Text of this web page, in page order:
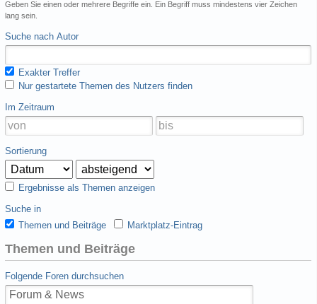
Geben Sie einen oder mehrere Begriffe ein. Ein Begriff muss mindestens vier Zeichen
lang sein.
Suche nach Autor
Exakter Treffer
Nur gestartete Themen des Nutzers finden
Im Zeitraum
Sortierung
Ergebnisse als Themen anzeigen
Suche in
Themen und Beiträge
Marktplatz-Eintrag
Themen und Beiträge
Folgende Foren durchsuchen